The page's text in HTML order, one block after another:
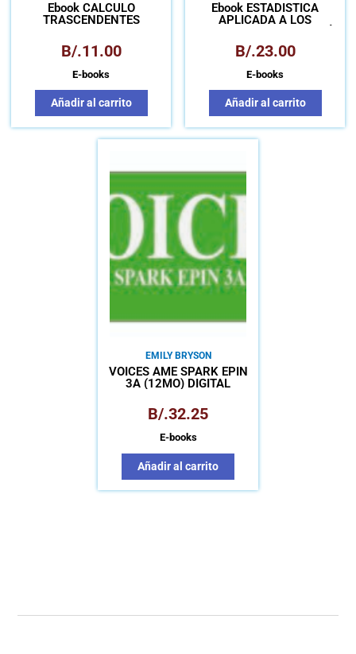
Ebook CÁLCULO
TRASCENDENTES
CONNECT
B/.11.00
E-books
Añadir al carrito
Ebook ESTADISTICA
APLICADA A LOS
B/.23.00
E-books
Añadir al carrito
EMILY BRYSON
VOICES AME SPARK EPIN
3A (12MO) DIGITAL
B/.32.25
E-books
Añadir al carrito